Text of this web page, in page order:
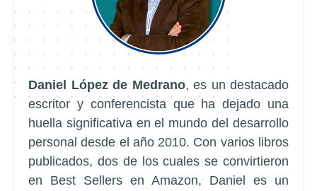
Daniel López de Medrano, es un destacado
escritor y conferencista que ha dejado una
huella significativa en el mundo del desarrollo
personal desde el año 2010. Con varios libros
publicados, dos de los cuales se convirtieron
en Best Sellers en Amazon, Daniel es un